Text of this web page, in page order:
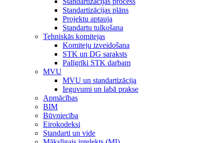
Standartizācijas plāns
Projektu aptauja
Standartu tulkošana
Tehniskās komitejas
Komiteju izveidošana
STK un DG saraksts
Palīgrīki STK darbam
MVU
MVU un standartizācija
Ieguvumi un labā prakse
Apmācības
BIM
Būvniecība
Eirokodeksi
Standarti un vide